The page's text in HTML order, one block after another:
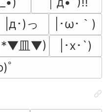
|д･)っ
|･ω･｀)
|*▼皿▼)
|･x･`)
ﾟ